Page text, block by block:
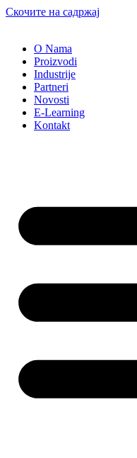
Скочите на садржај
O Nama
Proizvodi
Industrije
Partneri
Novosti
E-Learning
Kontakt